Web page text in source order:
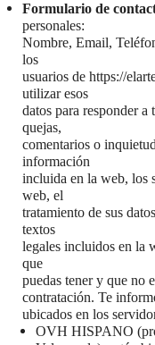
Formulario de
personales:
Nombre, Email,
los
usuarios de https://
utilizar esos
datos para responder a
quejas,
comentarios o
información
incluida en la web, los
web, el
tratamiento de sus
textos
legales incluidos en la
que
puedas tener y que no
contratación. Te
ubicados en los
OVH HISPANO